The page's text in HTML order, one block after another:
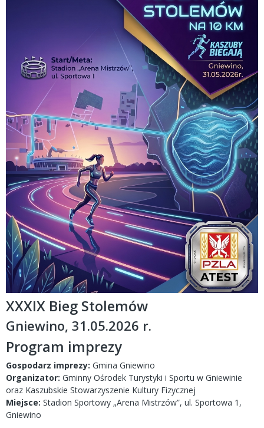
XXXIX Bieg Stolemów
Gniewino, 31.05.2026 r.
Program imprezy
Gospodarz imprezy: Gmina Gniewino
Organizator: Gminny Ośrodek Turystyki i Sportu w Gniewinie
oraz Kaszubskie Stowarzyszenie Kultury Fizycznej
Miejsce: Stadion Sportowy „Arena Mistrzów”, ul. Sportowa 1,
Gniewino